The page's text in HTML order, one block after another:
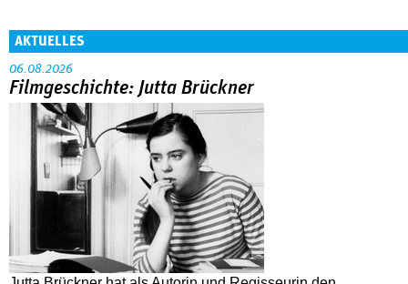
AKTUELLES
06.08.2026
Filmgeschichte: Jutta Brückner